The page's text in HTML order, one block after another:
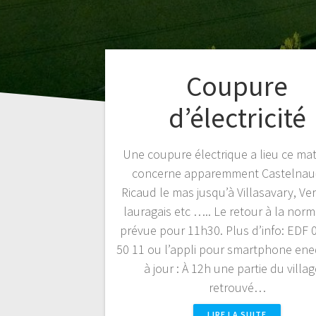
Coupure
d’électricité
Une coupure électrique a lieu ce
concerne apparemment
Ricaud le mas jusqu’à Villasavary,
lauragais etc ….. Le retour à la
prévue pour 11h30. Plus d’info: EDF
50 11 ou l’appli pour smartphone
à jour : À 12h une partie du
retrouvé…